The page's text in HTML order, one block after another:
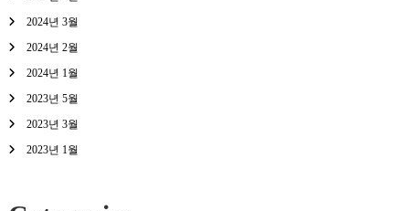
2024년 3월
2024년 2월
2024년 1월
2023년 5월
2023년 3월
2023년 1월